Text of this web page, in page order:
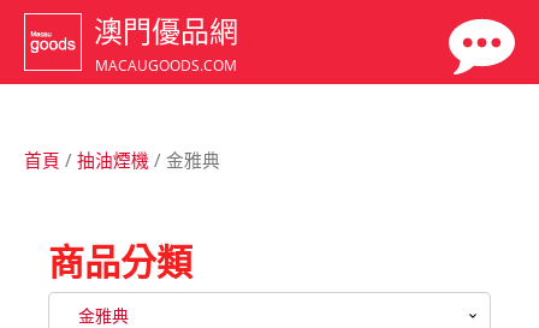
澳門優品網
MACAUGOODS.COM
首頁 / 抽油煙機 / 金雅典
商品分類
金雅典